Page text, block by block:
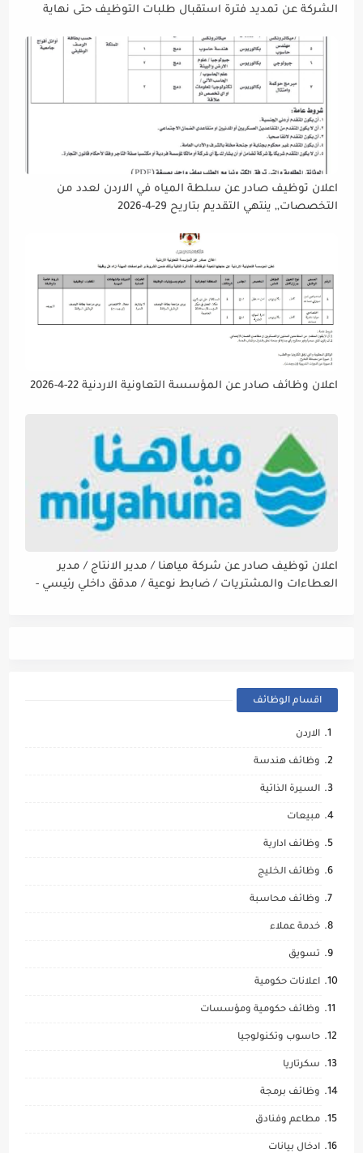
الشركة عن تمديد فترة استقبال طلبات التوظيف حتى نهاية
إتاحة الفرصة الكافية أمام الجميع لاستكمال إجراءات التقديم.
اعلان توظيف صادر عن سلطة المياه في الاردن لعدد من
التخصصات,, ينتهي التقديم بتاريح 29-4-2026
اعلان وظائف صادر عن المؤسسة التعاونية الاردنية 22-4-2026
اعلان توظيف صادر عن شركة مياهنا / مدير الانتاج / مدير
العطاءات والمشتريات / ضابط نوعية / مدقق داخلي رئيسي -
اقسام الوظائف
الاردن
وظائف هندسة
السيرة الذاتية
مبيعات
وظائف ادارية
وظائف الخليج
وظائف محاسبة
خدمة عملاء
تسويق
اعلانات حكومية
وظائف حكومية ومؤسسات
حاسوب وتكنولوجيا
سكرتاريا
وظائف برمجة
مطاعم وفنادق
ادخال بيانات